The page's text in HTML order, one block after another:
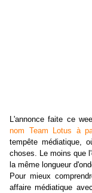
L'annonce faite ce
nom Team Lotus à
tempête médiatique,
choses. Le moins que
la même longueur
Pour mieux
affaire médiatique